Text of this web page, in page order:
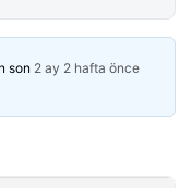
son 2 ay 2 hafta önce